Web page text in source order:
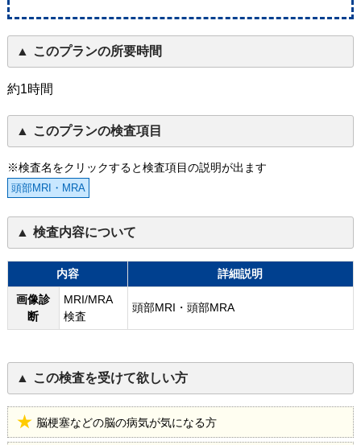
このプランの所要時間
約1時間
このプランの検査項目
※検査名をクリックすると検査項目の説明が出ます
頭部MRI・MRA
検査内容について
内容
詳細説明
画像診
断
MRI/MRA
検査
頭部MRI・頭部MRA
この検査を受けて欲しい方
脳梗塞などの脳の病気が気になる方